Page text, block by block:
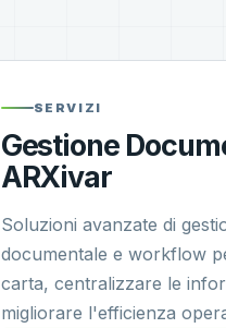
SERVIZI
Gestione
ARXivar
Soluzioni avanzate di
documentale e workflow
carta, centralizzare le
migliorare l'efficienza